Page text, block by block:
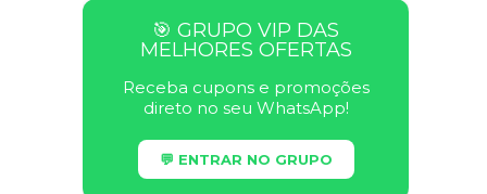
🎯 GRUPO VIP DAS
MELHORES OFERTAS
Receba cupons e promoções
direto no seu WhatsApp!
💬 ENTRAR NO GRUPO